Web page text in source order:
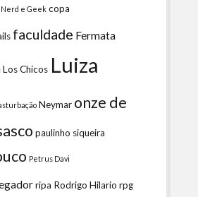
e Geek copa
faculdade Fermata
Los Chicos Luiza
Neymar onze de
paulinho siqueira
Petrus Davi
ripa Rodrigo Hilario rpg